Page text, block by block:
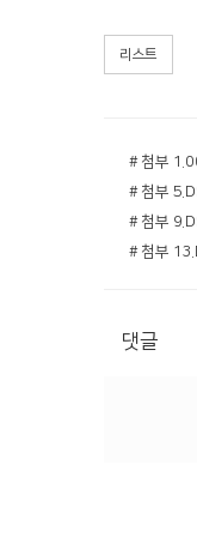
리스트
# 첨부
# 첨부
# 첨부
# 첨부
댓글